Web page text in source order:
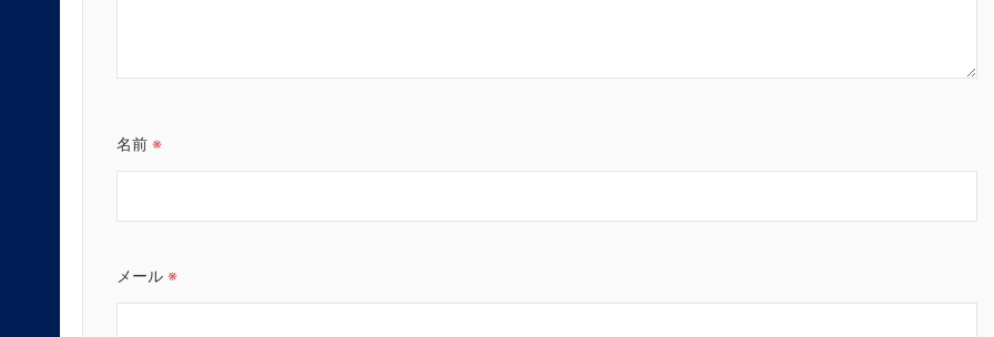
名前 ※
メール ※